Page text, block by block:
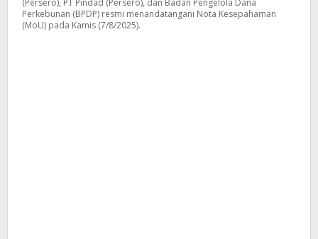
(Persero), PT Pindad (Persero), dan Badan Pengelola Dana
Perkebunan (BPDP) resmi menandatangani Nota Kesepahaman
(MoU) pada Kamis (7/8/2025).